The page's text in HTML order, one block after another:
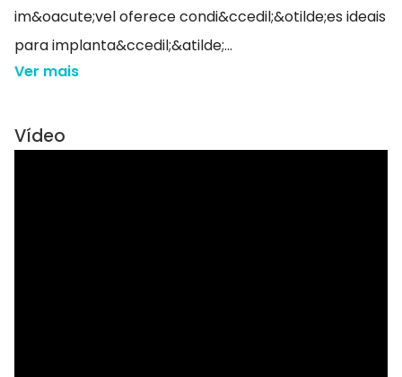
im&oacute;vel oferece condi&ccedil;&otilde;es ideais
para implanta&ccedil;&atilde;...
Ver mais
Vídeo